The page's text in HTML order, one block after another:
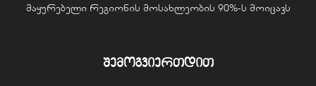
მაყურებელი რეგიონის მოსახლეობის 90%-ს მოიცავს
შემოგვიერთდით